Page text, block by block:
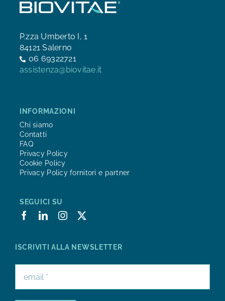
P.zza Umberto I, 1
84121 Salerno
06 69322721
assistenza@biovitae.it
INFORMAZIONI
Chi siamo
Contatti
FAQ
Privacy Policy
Cookie Policy
Privacy Policy fornitori e partner
SEGUICI SU
ISCRIVITI ALLA NEWSLETTER